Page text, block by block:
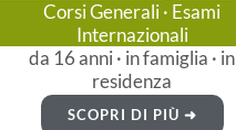
Corsi Generali · Esami
Internazionali
da 16 anni · in famiglia · in
residenza
SCOPRI DI PIÙ ➜